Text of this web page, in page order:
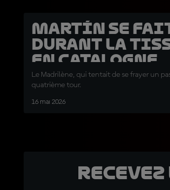
Martín se
durant la
en Catalogne
Le Madrilène, qui tentait de se frayer un
quatrième tour.
16 mai 2026